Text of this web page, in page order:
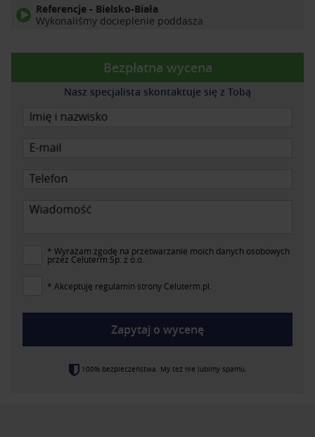
Referencje - Bielsko-Biała
Wykonaliśmy docieplenie poddasza
Bezpłatna wycena
Nasz specjalista skontaktuje się z Tobą
Imię i nazwisko
E-mail
Telefon
Wiadomość
* Wyrażam zgodę na przetwarzanie moich danych osobowych
przez Celuterm Sp. z o.o.
* Akceptuję regulamin strony Celuterm.pl.
Zapytaj o wycenę
100% bezpieczeństwa. My też nie lubimy spamu.